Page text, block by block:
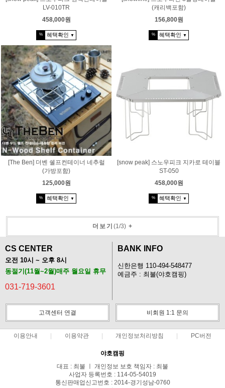
LV-010TR
458,000원
% 혜택확인 ▼
(캐리백포함)
156,800원
% 혜택확인 ▼
[The Ben] 더벤 쉘프컨테이너 네추럴
(가방포함)
125,000원
% 혜택확인 ▼
[snow peak] 스노우피크 지카로 테이블
ST-050
458,000원
% 혜택확인 ▼
더보기 (1/3)+
CS CENTER
오전 10시 ~ 오후 8시
동절기(11월~2월)매주 월요일 휴무
031-719-3601
BANK INFO
신한은행 110-494-548477
예금주 : 최불(야호캠핑)
고객센터 연결 비회원 1:1 문의
이용안내 이용약관 개인정보처리방침 PC버전
야호캠핑
대표 : 최불 ㅣ 개인정보 보호 책임자 : 최불
사업자 등록번호 : 114-05-54019
통신판매업신고번호 : 2014-경기성남-0760